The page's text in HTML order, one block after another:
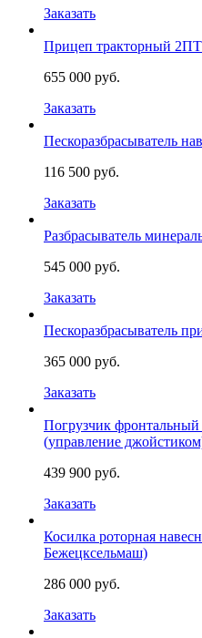
Заказать
Прицеп тракторный
655 000 руб.
Заказать
Пескоразбрасыватель
116 500 руб.
Заказать
Разбрасыватель
545 000 руб.
Заказать
Пескоразбрасыватель
365 000 руб.
Заказать
Погрузчик
(управление
439 900 руб.
Заказать
Косилка роторная
Бежецксельмаш)
286 000 руб.
Заказать